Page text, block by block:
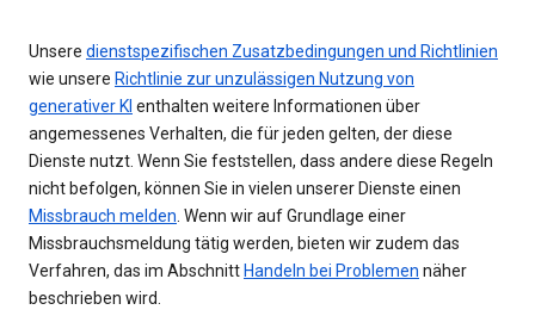
Unsere dienstspezifischen Zusatzbedingungen und Richtlinien
wie unsere Richtlinie zur unzulässigen Nutzung von
generativer KI enthalten weitere Informationen über
angemessenes Verhalten, die für jeden gelten, der diese
Dienste nutzt. Wenn Sie feststellen, dass andere diese Regeln
nicht befolgen, können Sie in vielen unserer Dienste einen
Missbrauch melden. Wenn wir auf Grundlage einer
Missbrauchsmeldung tätig werden, bieten wir zudem das
Verfahren, das im Abschnitt Handeln bei Problemen näher
beschrieben wird.